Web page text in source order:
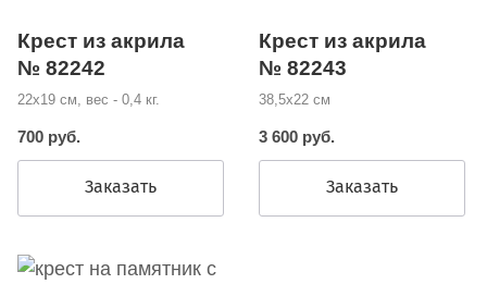
Крест из акрила
№ 82242
22х19 см, вес - 0,4 кг.
700 руб.
Заказать
Крест из акрила
№ 82243
38,5х22 см
3 600 руб.
Заказать